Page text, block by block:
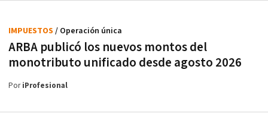
ARBA publicó los nuevos montos del
monotributo unificado desde agosto 2026
IMPUESTOS / Operación única
PoriProfesional